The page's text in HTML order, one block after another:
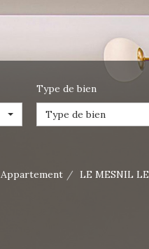
Type de bien
Type de bien
Appartement LE MESNIL